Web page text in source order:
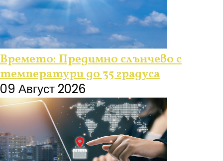
Времето: Предимно слънчево с
температури до 35 градуса
09 Август 2026